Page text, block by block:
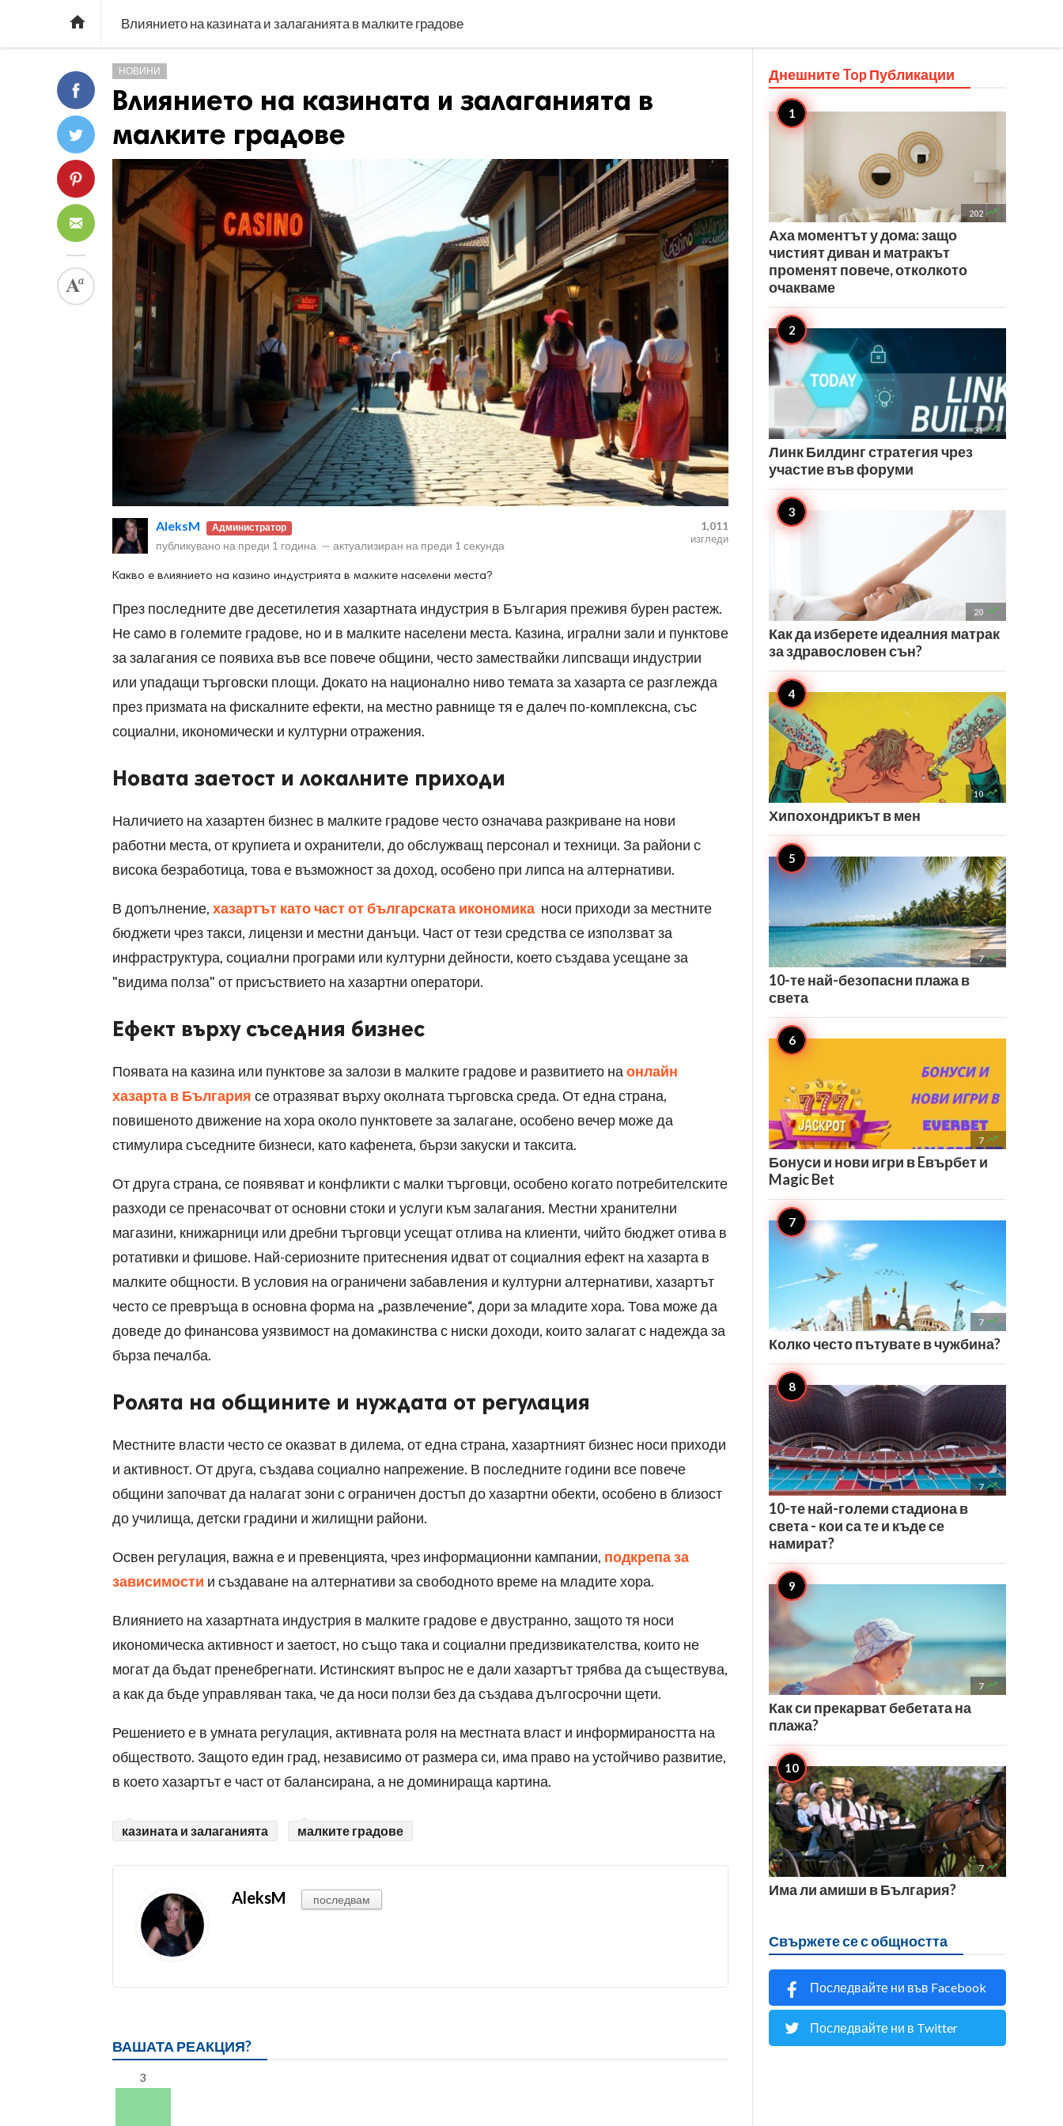
 Влиянието на казината и залаганията в малките градове
НОВИНИ
Влиянието на казината и залаганията в
малките градове
AleksM Администратор
публикувано на преди 1 година — актуализиран на преди 1 секунда
1,011
изгледи
Какво е влиянието на казино индустрията в малките населени места?
През последните две десетилетия хазартната индустрия в България преживя бурен растеж.
Не само в големите градове, но и в малките населени места. Казина, игрални зали и пунктове
за залагания се появиха във все повече общини, често замествайки липсващи индустрии
или упадащи търговски площи. Докато на национално ниво темата за хазарта се разглежда
през призмата на фискалните ефекти, на местно равнище тя е далеч по-комплексна, със
социални, икономически и културни отражения.
Новата заетост и локалните приходи
Наличието на хазартен бизнес в малките градове често означава разкриване на нови
работни места, от крупиета и охранители, до обслужващ персонал и техници. За райони с
висока безработица, това е възможност за доход, особено при липса на алтернативи.
В допълнение, хазартът като част от българската икономика носи приходи за местните
бюджети чрез такси, лицензи и местни данъци. Част от тези средства се използват за
инфраструктура, социални програми или културни дейности, което създава усещане за
"видима полза" от присъствието на хазартни оператори.
Ефект върху съседния бизнес
Появата на казина или пунктове за залози в малките градове и развитието на онлайн
хазарта в България се отразяват върху околната търговска среда. От една страна,
повишеното движение на хора около пунктовете за залагане, особено вечер може да
стимулира съседните бизнеси, като кафенета, бързи закуски и таксита.
От друга страна, се появяват и конфликти с малки търговци, особено когато потребителските
разходи се пренасочват от основни стоки и услуги към залагания. Местни хранителни
магазини, книжарници или дребни търговци усещат отлива на клиенти, чийто бюджет отива в
ротативки и фишове. Най-сериозните притеснения идват от социалния ефект на хазарта в
малките общности. В условия на ограничени забавления и културни алтернативи, хазартът
често се превръща в основна форма на „развлечение“, дори за младите хора. Това може да
доведе до финансова уязвимост на домакинства с ниски доходи, които залагат с надежда за
бърза печалба.
Ролята на общините и нуждата от регулация
Местните власти често се оказват в дилема, от една страна, хазартният бизнес носи приходи
и активност. От друга, създава социално напрежение. В последните години все повече
общини започват да налагат зони с ограничен достъп до хазартни обекти, особено в близост
до училища, детски градини и жилищни райони.
Освен регулация, важна е и превенцията, чрез информационни кампании, подкрепа за
зависимости и създаване на алтернативи за свободното време на младите хора.
Влиянието на хазартната индустрия в малките градове е двустранно, защото тя носи
икономическа активност и заетост, но също така и социални предизвикателства, които не
могат да бъдат пренебрегнати. Истинският въпрос не е дали хазартът трябва да съществува,
а как да бъде управляван така, че да носи ползи без да създава дългосрочни щети.
Решението е в умната регулация, активната роля на местната власт и информираността на
обществото. Защото един град, независимо от размера си, има право на устойчиво развитие,
в което хазартът е част от балансирана, а не доминираща картина.
казината и залаганията малките градове
AleksM последвам
ВАШАТА РЕАКЦИЯ?
3
Днешните TopПубликации
202 
Аха моментът у дома: защо
чистият диван и матракът
променят повече, отколкото
очакваме
31 
Линк Билдинг стратегия чрез
участие във форуми
20 
Как да изберете идеалния матрак
за здравословен сън?
10 
Хипохондрикът в мен
7 
10-те най-безопасни плажа в
света
7 
Бонуси и нови игри в Eвърбет и
Magic Bet
7 
Колко често пътувате в чужбина?
7 
10-те най-големи стадиона в
света - кои са те и къде се
намират?
7 
Как си прекарват бебетата на
плажа?
7 
Има ли амиши в България?
Свържете се с общността
Последвайте ни във Facebook
Последвайте ни в Twitter